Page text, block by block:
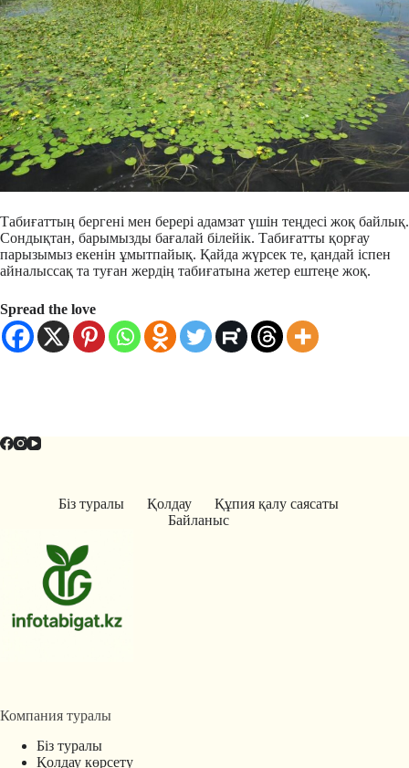
Табиғаттың бергені мен берері адамзат үшін теңдесі жоқ байлық.
Сондықтан, барымызды бағалай білейік. Табиғатты қорғау
парызымыз екенін ұмытпайық. Қайда жүрсек те, қандай іспен
айналыссақ та туған жердің табиғатына жетер ештеңе жоқ.
Spread the love
Біз туралы Қолдау
Құпия қалу саясаты
Байланыс
Компания туралы
Біз туралы
Қолдау көрсету